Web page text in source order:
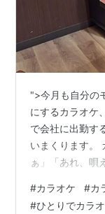
">今月も自分の
にするカラオケ
で会社に出勤す
いまくります。
ぁ」「あれ、唄
のはラッツ&ス
#カラオケ #カ
#ひとりでカラ